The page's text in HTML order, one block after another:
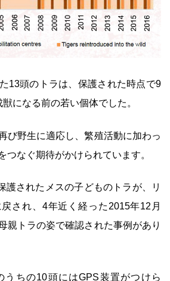
13頭のトラは、保護された時点で9
になる前の若い個体でした。
び野生に適応し、繁殖活動に加わっ
つなぐ期待がかけられています。
護されたメスの子どものトラが、リ
され、4年近く経った2015年12月
親トラの姿で確認された事例があり
うちの10頭にはGPS装置がつけら